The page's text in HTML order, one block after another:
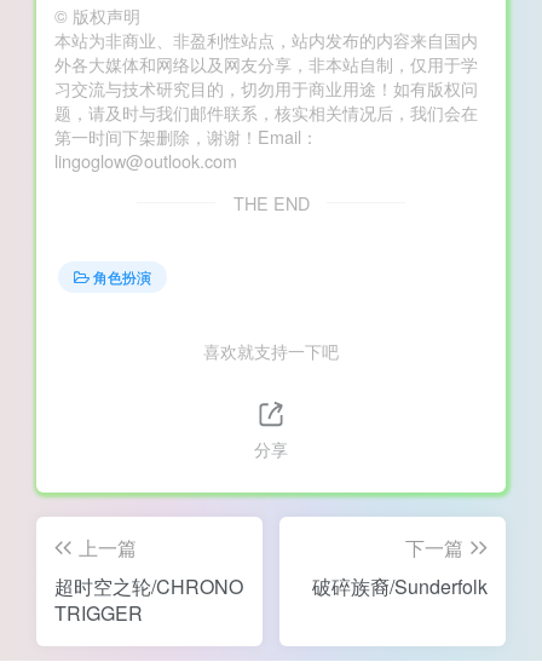
© 版权声明
本站为非商业、非盈利性站点，站内发布的内容来自国内
外各大媒体和网络以及网友分享，非本站自制，仅用于学
习交流与技术研究目的，切勿用于商业用途！如有版权问
题，请及时与我们邮件联系，核实相关情况后，我们会在
第一时间下架删除，谢谢！Email：
lingoglow@outlook.com
THE END
角色扮演
喜欢就支持一下吧
分享
上一篇
超时空之轮/CHRONO
TRIGGER
下一篇
破碎族裔/Sunderfolk